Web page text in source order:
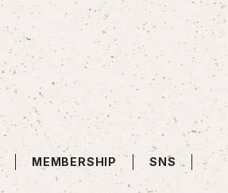
MEMBERSHIP SNS